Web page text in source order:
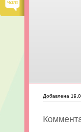
Добавлена